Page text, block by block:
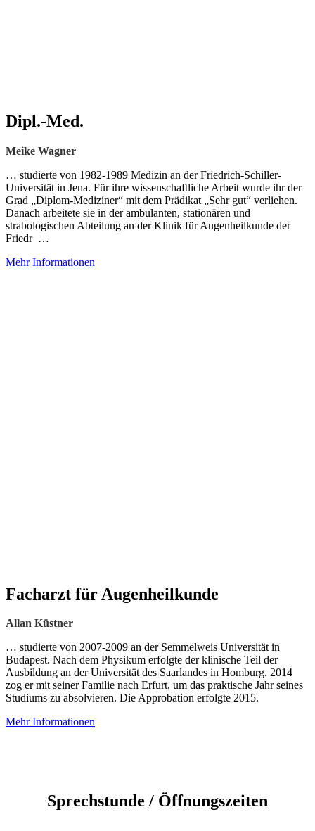
Dipl.-Med.
Meike Wagner
… studierte von 1982-1989 Medizin an der Friedrich-Schiller-
Universität in Jena. Für ihre wissenschaftliche Arbeit wurde ihr der
Grad „Diplom-Mediziner“ mit dem Prädikat „Sehr gut“ verliehen.
Danach arbeitete sie in der ambulanten, stationären und
strabologischen Abteilung an der Klinik für Augenheilkunde der
Friedr …
Mehr Informationen
Facharzt für Augenheilkunde
Allan Küstner
… studierte von 2007-2009 an der Semmelweis Universität in
Budapest. Nach dem Physikum erfolgte der klinische Teil der
Ausbildung an der Universität des Saarlandes in Homburg. 2014
zog er mit seiner Familie nach Erfurt, um das praktische Jahr seines
Studiums zu absolvieren. Die Approbation erfolgte 2015.
Mehr Informationen
Sprechstunde / Öffnungszeiten